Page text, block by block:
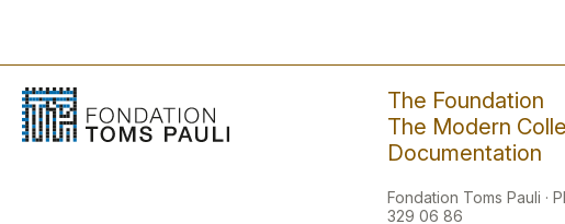
The Foundation
The Modern
Documentation
Fondation Toms Pauli ·
329 06 86